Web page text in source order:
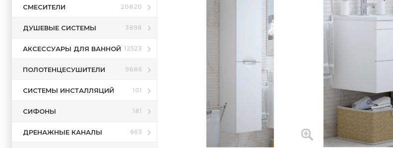
СМЕСИТЕЛИ 20820
ДУШЕВЫЕ СИСТЕМЫ 3898
АКСЕССУАРЫ ДЛЯ ВАННОЙ 12523
ПОЛОТЕНЦЕСУШИТЕЛИ 9886
СИСТЕМЫ ИНСТАЛЛЯЦИЙ 101
СИФОНЫ 181
ДРЕНАЖНЫЕ КАНАЛЫ 663